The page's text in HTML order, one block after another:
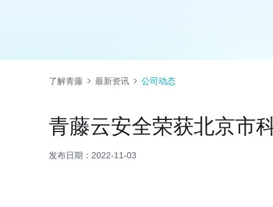
了解青藤 最新资讯 公司动态
青藤云安全荣获北京市
发布日期：2022-11-03